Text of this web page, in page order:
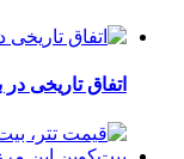
اتفاق تاریخی